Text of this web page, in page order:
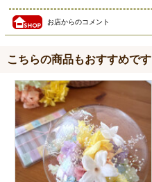
お店からのコメント
こちらの商品もおすすめです